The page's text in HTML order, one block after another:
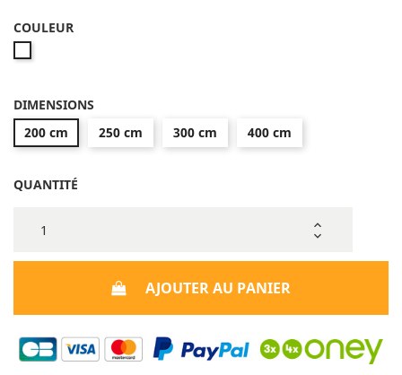
COULEUR
DIMENSIONS
200 cm
250 cm 300 cm 400 cm
QUANTITÉ
AJOUTER AU PANIER